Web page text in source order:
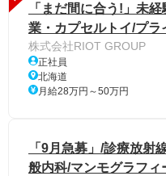
「まだ間に合う!」未
業・カプセルトイ/プラ
株式会社RIOT GROUP
正社員
北海道
月給28万円～50万円
「9月急募」/診療放射
般内科/マンモグラフィ